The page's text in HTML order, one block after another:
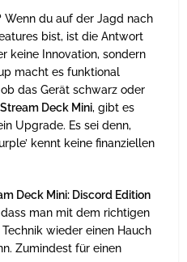
du auf der Jagd nach
bist, ist die Antwort
keine Innovation, sondern
macht es funktional
das Gerät schwarz oder
Stream Deck Mini, gibt es
Upgrade. Es sei denn,
kennt keine finanziellen
Deck Mini: Discord Edition
man mit dem richtigen
wieder einen Hauch
Zumindest für einen